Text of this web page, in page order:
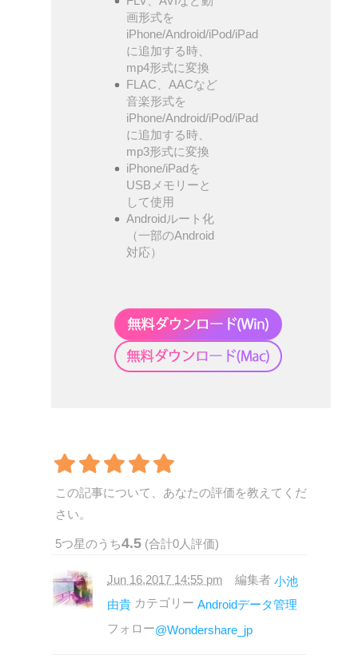
画形式を
iPhone/Android/iPod/iPad
に追加する時、
mp4形式に変換
FLAC、AACなど
音楽形式を
iPhone/Android/iPod/iPad
に追加する時、
mp3形式に変換
iPhone/iPadを
USBメモリーと
して使用
Androidルート化
（一部のAndroid
対応）
この記事について、あなたの評価を教えてくだ
さい。
5つ星のうち4.5 (合計0 人評価)
Jun 16,2017 14:55 pm 編集者 小池
由貴 カテゴリー Androidデータ管理
フォロー@Wondershare_jp